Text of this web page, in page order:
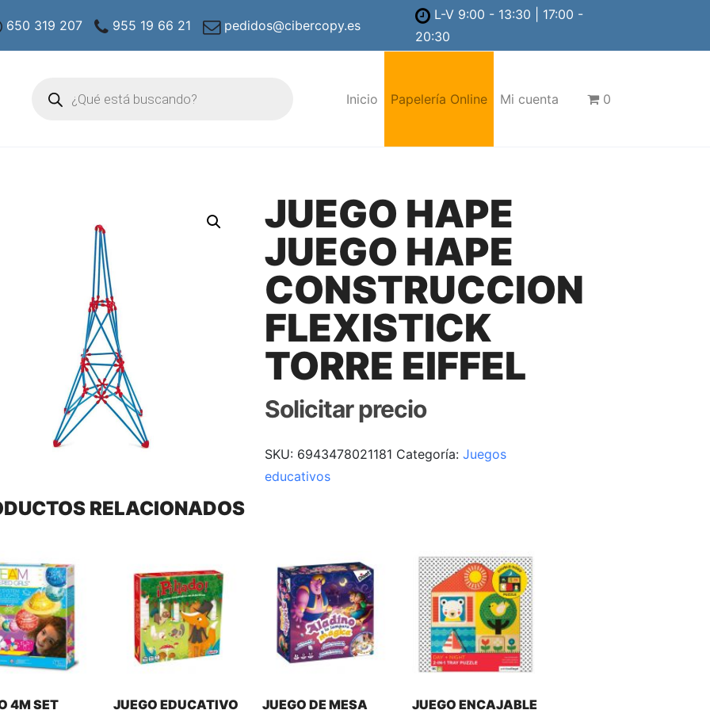
650 319 207 955 19 66 21 pedidos@cibercopy.es
L-V 9:00 - 13:30 | 17:00 -
20:30
productos
Inicio Papelería Online Mi cuenta 0
JUEGO HAPE
JUEGO HAPE
CONSTRUCCION
FLEXISTICK
TORRE EIFFEL
Solicitar precio
SKU: 6943478021181 Categoría: Juegos
educativos
RELACIONADOS
4M SET JUEGO EDUCATIVO JUEGO DE MESA JUEGO ENCAJABLE